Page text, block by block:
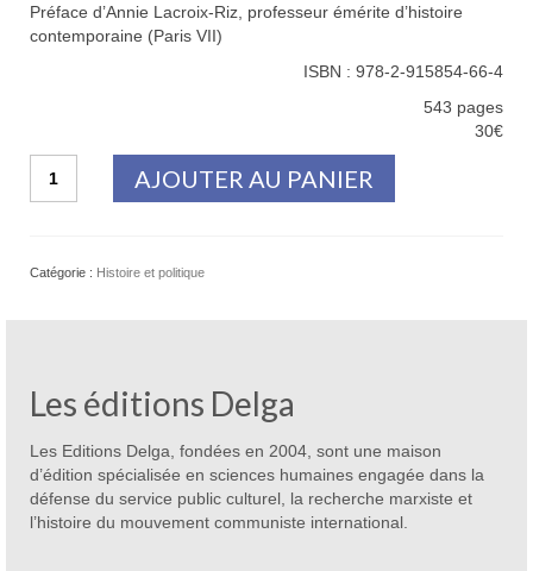
Préface d’Annie Lacroix-Riz, professeur émérite d’histoire
contemporaine (Paris VII)
ISBN : 978-2-915854-66-4
543 pages
30€
Staline
AJOUTER AU PANIER
Catégorie : Histoire et politique
Les éditions Delga
Les Editions Delga, fondées en 2004, sont une maison
d’édition spécialisée en sciences humaines engagée dans la
défense du service public culturel, la recherche marxiste et
l’histoire du mouvement communiste international.